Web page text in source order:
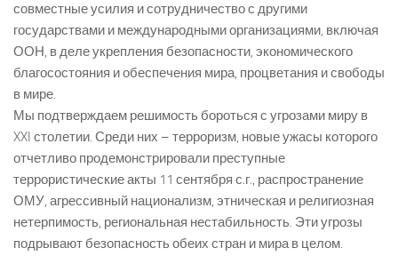
совместные усилия и сотрудничество с другими
государствами и международными организациями, включая
ООН, в деле укрепления безопасности, экономического
благосостояния и обеспечения мира, процветания и свободы
в мире.
Мы подтверждаем решимость бороться с угрозами миру в
XXI столетии. Среди них – терроризм, новые ужасы которого
отчетливо продемонстрировали преступные
террористические акты 11 сентября с.г., распространение
ОМУ, агрессивный национализм, этническая и религиозная
нетерпимость, региональная нестабильность. Эти угрозы
подрывают безопасность обеих стран и мира в целом.